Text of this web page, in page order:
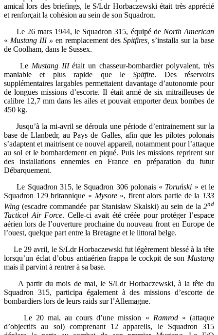
amical lors des briefings, le S/Ldr Horbaczewski était très apprécié
et renforçait la cohésion au sein de son Squadron.
Le 26 mars 1944, le Squadron 315, équipé de North American
« Mustang III » en remplacement des Spitfires, s’installa sur la base
de Coolham, dans le Sussex.
Le Mustang IIIétait un chasseur-bombardier polyvalent, très
maniable et plus rapide que leSpitfire. Des réservoirs
supplémentaires largables permettaient davantage d’autonomie pour
de longues missions d’escorte. Il était armé de six mitrailleuses de
calibre 12,7 mm dans les ailes et pouvait emporter deux bombes de
450 kg.
Jusqu’à la mi-avril se déroula une période d’entrainement sur la
base de Llanbedr, au Pays de Galles, afin que les pilotes polonais
s’adaptent et maitrisent ce nouvel appareil, notamment pour l’attaque
au sol et le bombardement en piqué. Puis les missions reprirent sur
des installations ennemies en France en préparation du futur
Débarquement.
Le Squadron 315, le Squadron 306 polonais « Toruński » et le
Squadron 129 britannique « Mysore», firent alors partie de la 133
Wing (escadre commandée par Stanisław Skalski) au sein de la 2nd
Tactical Air Force. Celle-ci avait été créée pour protéger l’espace
aérien lors de l’ouverture prochaine du nouveau front en Europe de
l’ouest, quelque part entre la Bretagne et le littoral belge.
Le 29 avril, le S/Ldr Horbaczewski fut légèrement blessé à la tête
lorsqu’un éclat d’obus antiaérien frappa le cockpit de son Mustang
mais il parvint à rentrer à sa base.
A partir du mois de mai, le S/Ldr Horbaczewski, à la tête du
Squadron 315, participa également à des missions d’escorte de
bombardiers lors de leurs raids sur l’Allemagne.
Le 20 mai, au cours d’une mission « Ramrod» (attaque
d’objectifs au sol) comprenant 12 appareils, le Squadron 315